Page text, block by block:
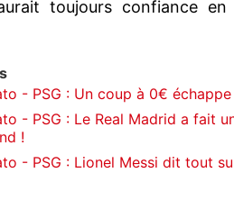
toujours confiance en
- PSG : Un coup à 0€
- PSG : Le Real Madrid a fait
!
- PSG : Lionel Messi dit tout